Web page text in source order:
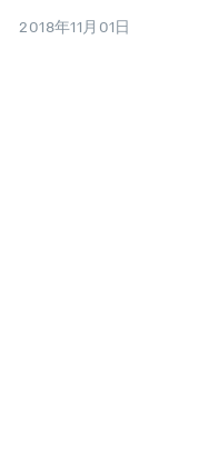
2018年11月01日